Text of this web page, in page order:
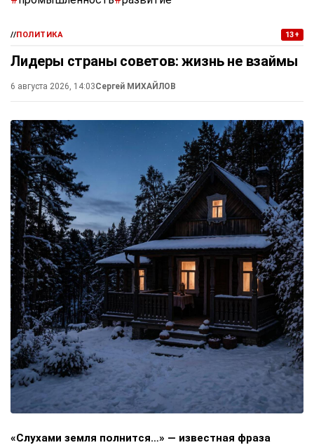
//ПОЛИТИКА 13+
Лидеры страны советов: жизнь не взаймы
6 августа 2026, 14:03Сергей МИХАЙЛОВ
«Слухами земля полнится…» — известная фраза